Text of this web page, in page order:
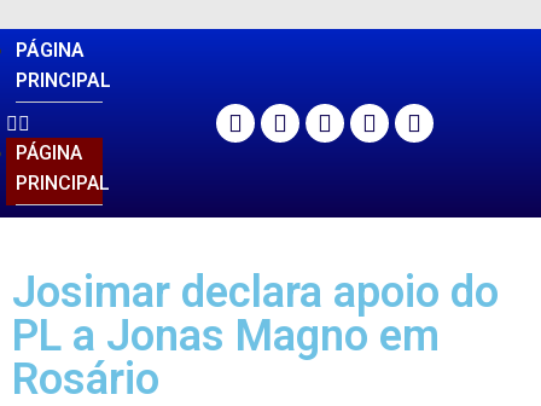
PÁGINA
PRINCIPAL
PÁGINA
PRINCIPAL
Josimar declara apoio do
PL a Jonas Magno em
Rosário